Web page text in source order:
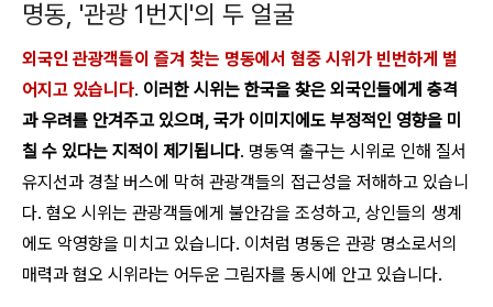
명동, '관광 1번지'의 두 얼굴
외국인 관광객들이 즐겨 찾는 명동에서 혐중 시위가 빈번하게 벌
어지고 있습니다. 이러한 시위는 한국을 찾은 외국인들에게 충격
과 우려를 안겨주고 있으며, 국가 이미지에도 부정적인 영향을 미
칠 수 있다는 지적이 제기됩니다. 명동역 출구는 시위로 인해 질서
유지선과 경찰 버스에 막혀 관광객들의 접근성을 저해하고 있습니
다. 혐오 시위는 관광객들에게 불안감을 조성하고, 상인들의 생계
에도 악영향을 미치고 있습니다. 이처럼 명동은 관광 명소로서의
매력과 혐오 시위라는 어두운 그림자를 동시에 안고 있습니다.